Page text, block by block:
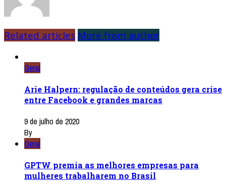
Related articles More from author
Geral
Arie Halpern: regulação de conteúdos gera crise
entre Facebook e grandes marcas
9 de julho de 2020
By
Geral
GPTW premia as melhores empresas para
mulheres trabalharem no Brasil